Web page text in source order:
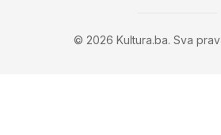
© 2026 Kultura.ba. Sva